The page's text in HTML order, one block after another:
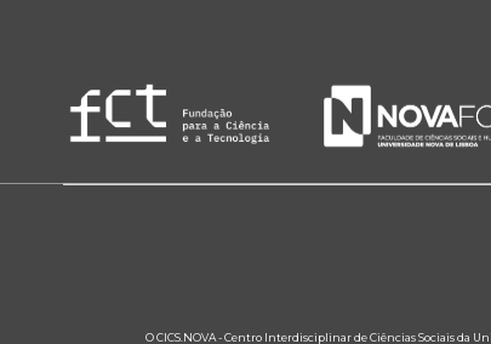
O CICS.NOVA - Centro Interdisciplinar de Ciências Sociais da